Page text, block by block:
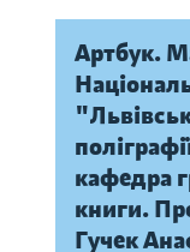
Артбук.
кафедра
книги.
Гучек